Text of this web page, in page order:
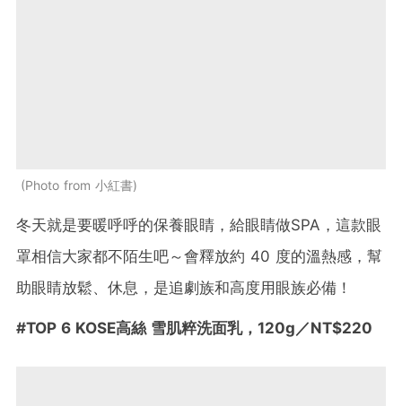
Photo from 小紅書
冬天就是要暖呼呼的保養眼睛，給眼睛做SPA，這款眼
罩相信大家都不陌生吧～會釋放約 40 度的溫熱感，幫
助眼睛放鬆、休息，是追劇族和高度用眼族必備！
#TOP 6 KOSE高絲 雪肌粹洗面乳， 120g／NT$220